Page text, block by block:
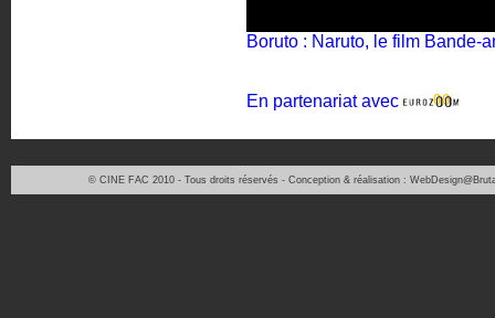
Boruto : Naruto, le film Bande-
En partenariat avec
© CINE FAC 2010 - Tous droits réservés - Conception & réalisation :